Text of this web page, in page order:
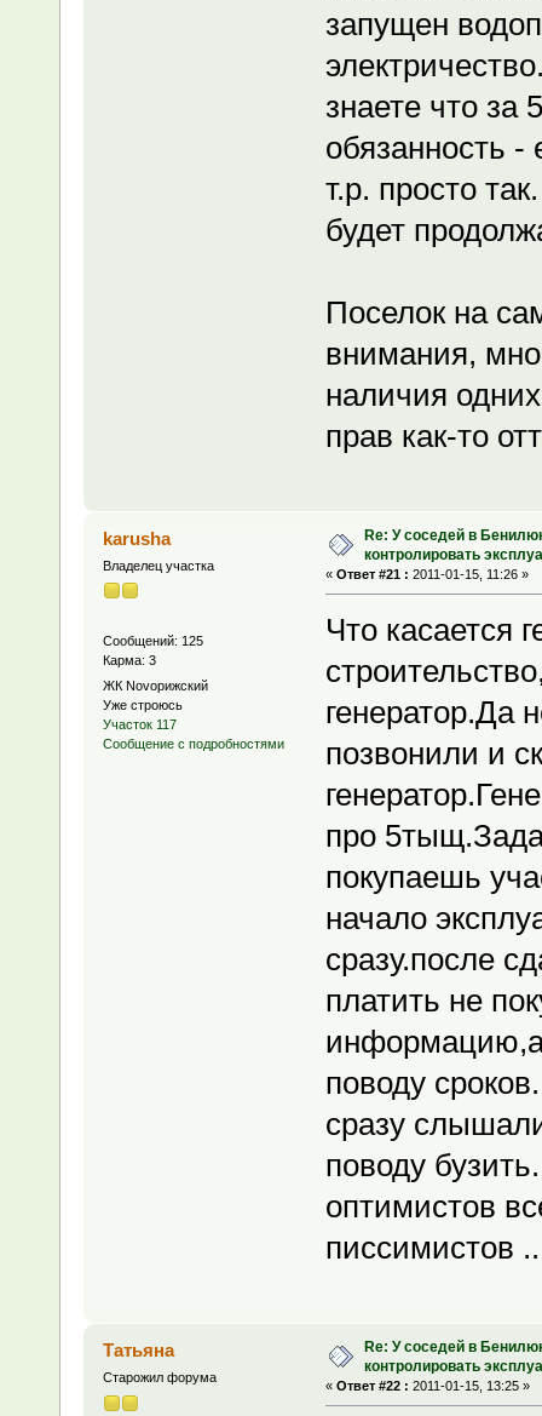
запущен
знаете что за
обязанность
т.р. просто
будет
Поселок на
внимания,
наличия
прав как-то
karusha
Владелец участка
Сообщений: 125
Карма: 3
ЖК Novoрижский
Уже строюсь
Участок 117
Сообщение с подробностями
Re: У соседей в
контролировать
« Ответ #21 : 2011-01-15, 11:26 »
Что касается
генератор.Да
позвонили и
про
покупаешь
начало
сразу.после
платить не
информацию,а
поводу
сразу
поводу
оптимистов
писсимистов
Татьяна
Старожил форума
Re: У соседей в
контролировать
« Ответ #22 : 2011-01-15, 13:25 »